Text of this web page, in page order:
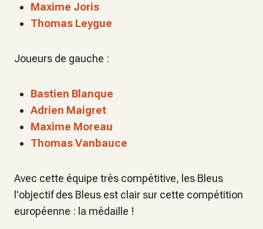
Maxime Joris
Thomas Leygue
Joueurs de gauche :
Bastien Blanque
Adrien Maigret
Maxime Moreau
Thomas Vanbauce
Avec cette équipe très compétitive, les Bleus
l'objectif des Bleus est clair sur cette compétition
européenne : la médaille !